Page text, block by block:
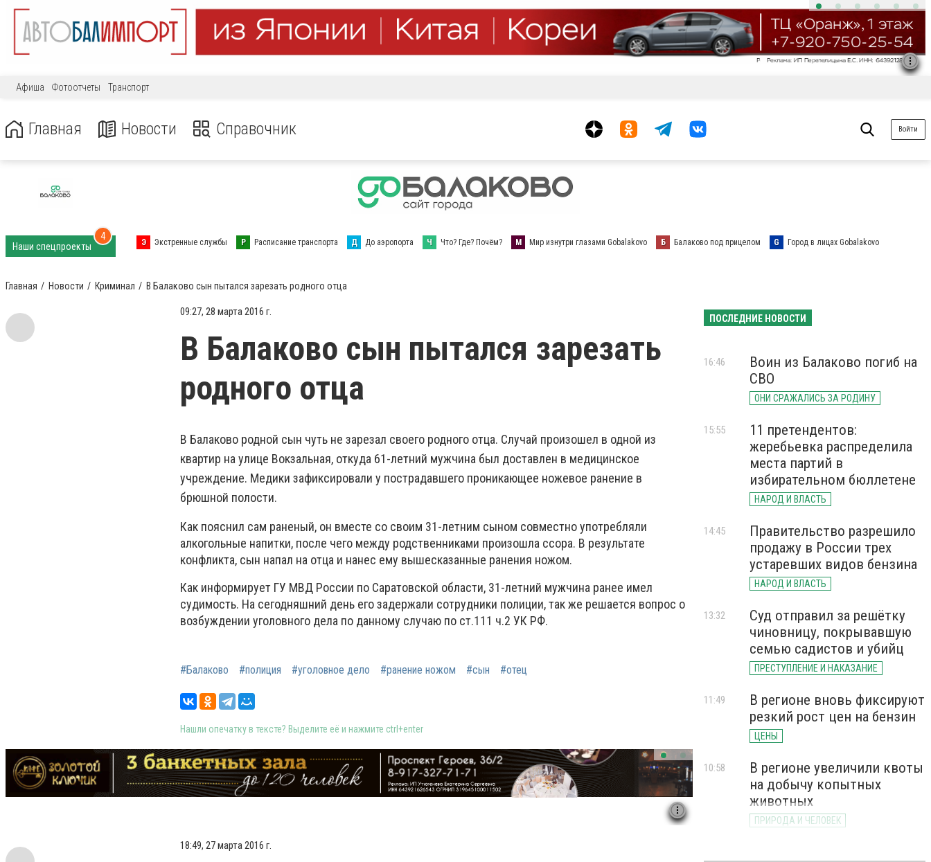
Афиша Фотоотчеты Транспорт
Главная Новости Справочник Войти
Наши спецпроекты
4
Э Экстренные службы Р Расписание транспорта Д До аэропорта Ч Что? Где? Почём? М Мир изнутри глазами Gobalakovo Б Балаково под прицелом G Город в лицах Gobalakovo
Главная Новости Криминал В Балаково сын пытался зарезать родного отца
09:27, 28 марта 2016 г.
В Балаково сын пытался зарезать
родного отца
В Балаково родной сын чуть не зарезал своего родного отца. Случай произошел в одной из
квартир на улице Вокзальная, откуда 61-летний мужчина был доставлен в медицинское
учреждение. Медики зафиксировали у пострадавшего проникающее ножевое ранение в
брюшной полости.
Как пояснил сам раненый, он вместе со своим 31-летним сыном совместно употребляли
алкогольные напитки, после чего между родственниками произошла ссора. В результате
конфликта, сын напал на отца и нанес ему вышесказанные ранения ножом.
Как информирует ГУ МВД России по Саратовской области, 31-летний мужчина ранее имел
судимость. На сегодняшний день его задержали сотрудники полиции, так же решается вопрос о
возбуждении уголовного дела по данному случаю по ст.111 ч.2 УК РФ.
#Балаково #полиция #уголовное дело #ранение ножом #сын #отец
Нашли опечатку в тексте? Выделите её и нажмите ctrl+enter
18:49, 27 марта 2016 г.
ПОСЛЕДНИЕ НОВОСТИ
Воин из Балаково погиб на
СВО
ОНИ СРАЖАЛИСЬ ЗА РОДИНУ
16:46
11 претендентов:
жеребьевка распределила
места партий в
избирательном бюллетене
НАРОД И ВЛАСТЬ
15:55
Правительство разрешило
продажу в России трех
устаревших видов бензина
НАРОД И ВЛАСТЬ
14:45
Суд отправил за решётку
чиновницу, покрывавшую
семью садистов и убийц
ПРЕСТУПЛЕНИЕ И НАКАЗАНИЕ
13:32
В регионе вновь фиксируют
резкий рост цен на бензин
ЦЕНЫ
11:49
В регионе увеличили квоты
на добычу копытных
животных
ПРИРОДА И ЧЕЛОВЕК
10:58